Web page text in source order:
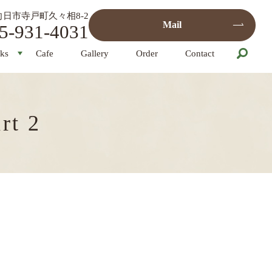
Cafe Gallery Order Contact
市寺戸町久々相8-2
931-4031 Mail
2